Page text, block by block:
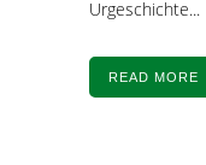
Urgeschichte...
READ MORE